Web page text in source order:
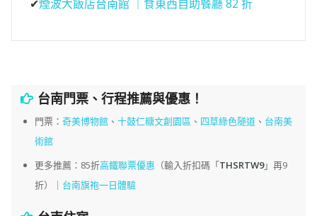
✔煙波大飯店台南館 ｜食東西自助餐廳 82 折
台南門票、行程推薦與優惠！
門票： 奇美博物館、 十鼓仁糖文創園區 、 四草綠色隧道、 台南美
術館
更多推薦：85折高鐵聯票優惠 （輸入折扣碼「THSRTW9」再9
折）｜ 台南旗袍一日體驗